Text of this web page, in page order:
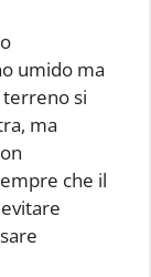
umido ma
terreno si
ma
che il